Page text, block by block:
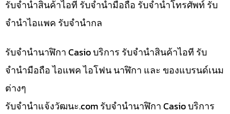
รับจำนำสินค้าไอที รับจำนำมือถือ รับจำนำโทรศัพท์ รับ
จำนำไอแพค รับจำนำกล
รับจำนำนาฬิกา Casio บริการ รับจำนำสินค้าไอที รับ
จำนำมือถือ ไอแพค ไอโฟน นาฬิกา และ ของแบรนด์เนม
ต่างๆ
รับจํานําแจ้งวัฒนะ.com รับจำนำนาฬิกา Casio บริการ